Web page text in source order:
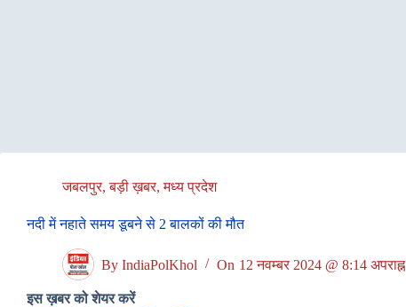
जबलपुर,बड़ी ख़बर,मध्य प्रदेश
नदी में नहाते समय डूबने से 2 बालकों की मौत
By IndiaPolKhol On 12 नवम्बर 2024 @ 8:14 अपराह्न
इस ख़बर को शेयर करें